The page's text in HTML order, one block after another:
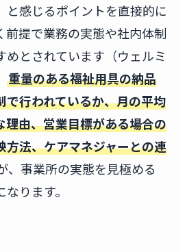
と感じるポイントを直接的に
前提で業務の実態や社内体制
めとされています（ウェルミ
重量のある福祉用具の納品
で行われているか、月の平均
理由、営業目標がある場合の
方法、ケアマネジャーとの連
、事業所の実態を見極める
ります。